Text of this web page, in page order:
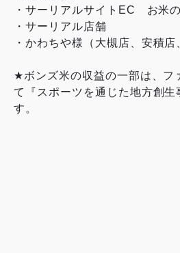
・サーリアルサイトEC お米
・サーリアル店舗
・かわちや様（大槻店、安積店
★ボンズ米の収益の一部は、フ
て『スポーツを通じた地方創生
す。